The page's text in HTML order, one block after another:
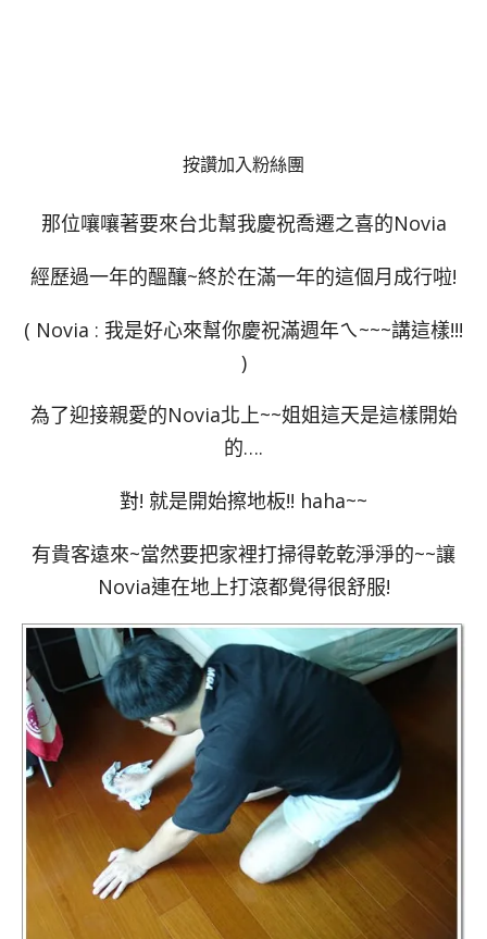
按讚加入粉絲團
那位嚷嚷著要來台北幫我慶祝喬遷之喜的Novia
經歷過一年的醞釀~終於在滿一年的這個月成行啦!
( Novia : 我是好心來幫你慶祝滿週年ㄟ~~~講這樣!!!
)
為了迎接親愛的Novia北上~~姐姐這天是這樣開始
的….
對! 就是開始擦地板!! haha~~
有貴客遠來~當然要把家裡打掃得乾乾淨淨的~~讓
Novia連在地上打滾都覺得很舒服!